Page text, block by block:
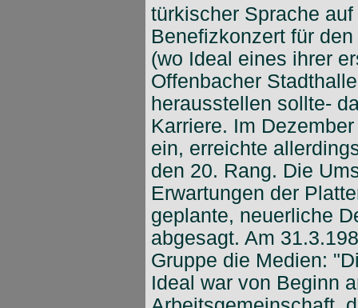
türkischer Sprache
Benefizkonzert für
(wo Ideal eines ihrer
Offenbacher
herausstellen sollte-
Karriere. Im
ein, erreichte
den 20. Rang. Die
Erwartungen der
geplante, neuerliche
abgesagt. Am
Gruppe die Medien:
Ideal war von Beginn